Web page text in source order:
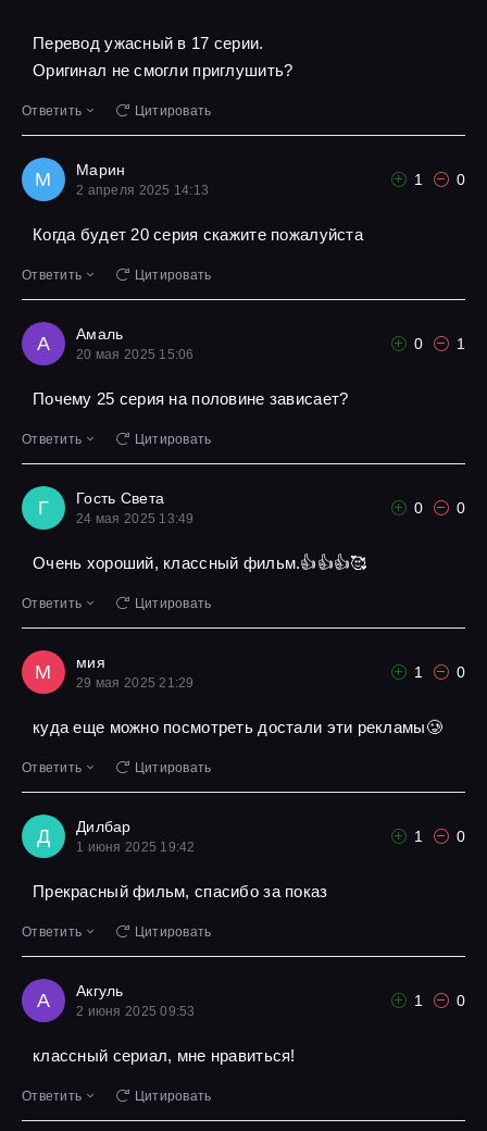
Перевод ужасный в 17 серии.
Оригинал не смогли приглушить?
Ответить Цитировать
М Марин
2 апреля 2025 14:13
1 0
Когда будет 20 серия скажите пожалуйста
Ответить Цитировать
А Амаль
20 мая 2025 15:06
0 1
Почему 25 серия на половине зависает?
Ответить Цитировать
Г Гость Света
24 мая 2025 13:49
0 0
Очень хороший, классный фильм.👍👍👍🥰
Ответить Цитировать
М мия
29 мая 2025 21:29
1 0
куда еще можно посмотреть достали эти рекламы🥲
Ответить Цитировать
Д Дилбар
1 июня 2025 19:42
1 0
Прекрасный фильм, спасибо за показ
Ответить Цитировать
А Акгуль
2 июня 2025 09:53
1 0
классный сериал, мне нравиться!
Ответить Цитировать